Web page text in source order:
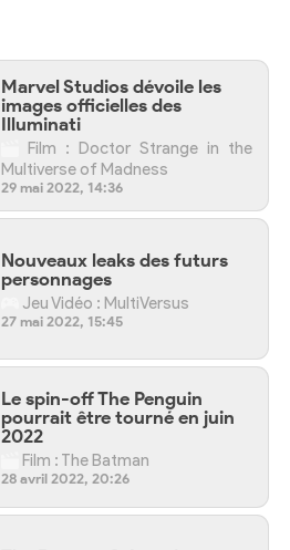
Marvel Studios dévoile les
images officielles des
Illuminati
Film : Doctor Strange in the
Multiverse of Madness
29 mai 2022, 14:36
Nouveaux leaks des futurs
personnages
Jeu Vidéo : MultiVersus
27 mai 2022, 15:45
Le spin-off The Penguin
pourrait être tourné en juin
2022
Film : The Batman
28 avril 2022, 20:26